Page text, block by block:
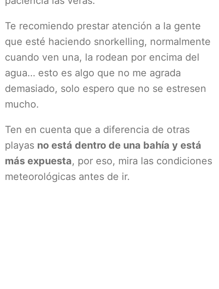
Te recomiendo prestar atención a la gente
que esté haciendo snorkelling, normalmente
cuando ven una, la rodean por encima del
agua… esto es algo que no me agrada
demasiado, solo espero que no se estresen
mucho.
Ten en cuenta que a diferencia de otras
playas no está dentro de una bahía y está
más expuesta, por eso, mira las condiciones
meteorológicas antes de ir.